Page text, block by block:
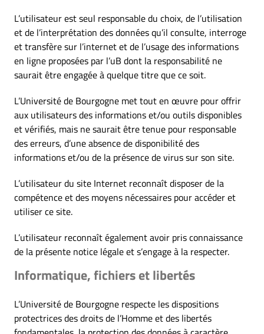
L’utilisateur est seul responsable du choix, de l’utilisation
et de l’interprétation des données qu’il consulte, interroge
et transfère sur l’internet et de l’usage des informations
en ligne proposées par l’uB dont la responsabilité ne
saurait être engagée à quelque titre que ce soit.
L’Université de Bourgogne met tout en œuvre pour offrir
aux utilisateurs des informations et/ou outils disponibles
et vérifiés, mais ne saurait être tenue pour responsable
des erreurs, d’une absence de disponibilité des
informations et/ou de la présence de virus sur son site.
L’utilisateur du site Internet reconnaît disposer de la
compétence et des moyens nécessaires pour accéder et
utiliser ce site.
L’utilisateur reconnaît également avoir pris connaissance
de la présente notice légale et s’engage à la respecter.
Informatique, fichiers et libertés
L’Université de Bourgogne respecte les dispositions
protectrices des droits de l’Homme et des libertés